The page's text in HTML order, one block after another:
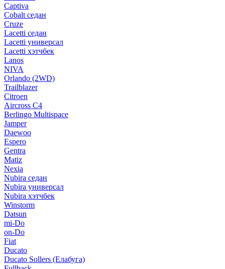
Captiva
Cobalt седан
Cruze
Lacetti седан
Lacetti универсал
Lacetti хэтчбек
Lanos
NIVA
Orlando (2WD)
Trailblazer
Citroen
Aircross C4
Berlingo Multispace
Jamper
Daewoo
Espero
Gentra
Matiz
Nexia
Nubira седан
Nubira универсал
Nubira хэтчбек
Winstorm
Datsun
mi-Do
on-Do
Fiat
Ducato
Ducato Sollers (Елабуга)